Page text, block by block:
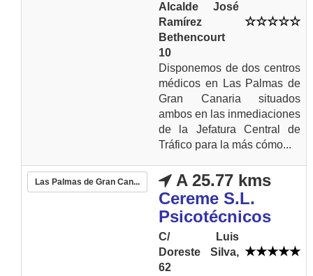
Alcalde José
Ramírez
Bethencourt
10
Disponemos de dos centros
médicos en Las Palmas de
Gran Canaria situados
ambos en las inmediaciones
de la Jefatura Central de
Tráfico para la más cómo...
Las Palmas de Gran Can...
A 25.77 kms
Cereme S.L.
Psicotécnicos
C/ Luis
Doreste Silva,
62